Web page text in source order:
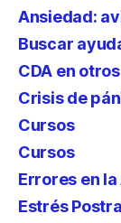
Ansiedad:
Buscar
CDA en
Crisis de
Cursos
Cursos
Errores en
Estrés